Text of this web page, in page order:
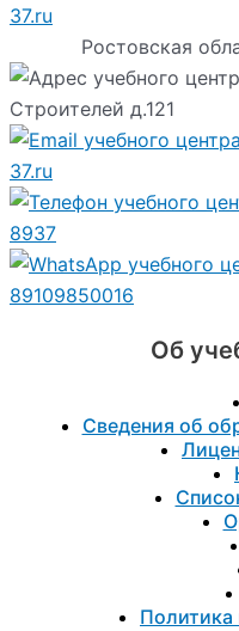
37.ru
Ростовская
Строителей д.121
37.ru
8937
89109850016
Об
Сведения об
Политика